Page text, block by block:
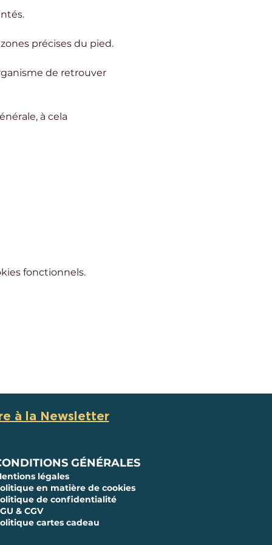
précises du pied.
de retrouver
à cela
fonctionnels.
à la Newsletter
GÉNÉRALES
légales
en matière de cookies
de confidentialité
& CGV
cartes cadeau